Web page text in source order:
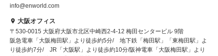
info@enworld.com
大阪オフィス
〒530-0015 大阪府大阪市北区中崎西2-4-12 梅田センタービル 9階
阪急電車「大阪梅田駅」より徒歩約5分/ 地下鉄「梅田駅」「東梅田駅」よ
り徒歩約7分/ JR「大阪駅」より徒歩約10分/阪神電車「大阪梅田駅」より